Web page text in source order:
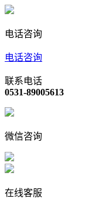
电话咨询
电话咨询
联系电话
0531-89005613
微信咨询
在线客服